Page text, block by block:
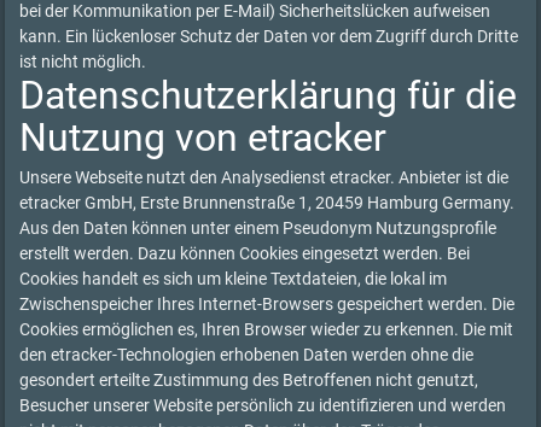
bei der Kommunikation per E-Mail) Sicherheitslücken aufweisen
kann. Ein lückenloser Schutz der Daten vor dem Zugriff durch Dritte
ist nicht möglich.
Datenschutzerklärung für die
Nutzung von etracker
Unsere Webseite nutzt den Analysedienst etracker. Anbieter ist die
etracker GmbH, Erste Brunnenstraße 1, 20459 Hamburg Germany.
Aus den Daten können unter einem Pseudonym Nutzungsprofile
erstellt werden. Dazu können Cookies eingesetzt werden. Bei
Cookies handelt es sich um kleine Textdateien, die lokal im
Zwischenspeicher Ihres Internet-Browsers gespeichert werden. Die
Cookies ermöglichen es, Ihren Browser wieder zu erkennen. Die mit
den etracker-Technologien erhobenen Daten werden ohne die
gesondert erteilte Zustimmung des Betroffenen nicht genutzt,
Besucher unserer Website persönlich zu identifizieren und werden